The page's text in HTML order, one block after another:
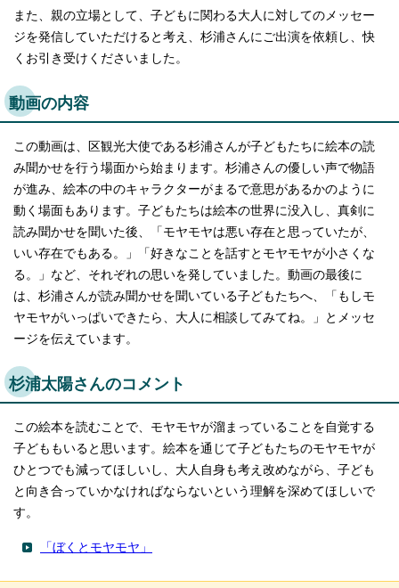
また、親の立場として、子どもに関わる大人に対してのメッセー
ジを発信していただけると考え、杉浦さんにご出演を依頼し、快
くお引き受けくださいました。
動画の内容
この動画は、区観光大使である杉浦さんが子どもたちに絵本の読
み聞かせを行う場面から始まります。杉浦さんの優しい声で物語
が進み、絵本の中のキャラクターがまるで意思があるかのように
動く場面もあります。子どもたちは絵本の世界に没入し、真剣に
読み聞かせを聞いた後、「モヤモヤは悪い存在と思っていたが、
いい存在でもある。」「好きなことを話すとモヤモヤが小さくな
る。」など、それぞれの思いを発していました。動画の最後に
は、杉浦さんが読み聞かせを聞いている子どもたちへ、「もしモ
ヤモヤがいっぱいできたら、大人に相談してみてね。」とメッセ
ージを伝えています。
杉浦太陽さんのコメント
この絵本を読むことで、モヤモヤが溜まっていることを自覚する
子どももいると思います。絵本を通じて子どもたちのモヤモヤが
ひとつでも減ってほしいし、大人自身も考え改めながら、子ども
と向き合っていかなければならないという理解を深めてほしいで
す。
「ぼくとモヤモヤ」